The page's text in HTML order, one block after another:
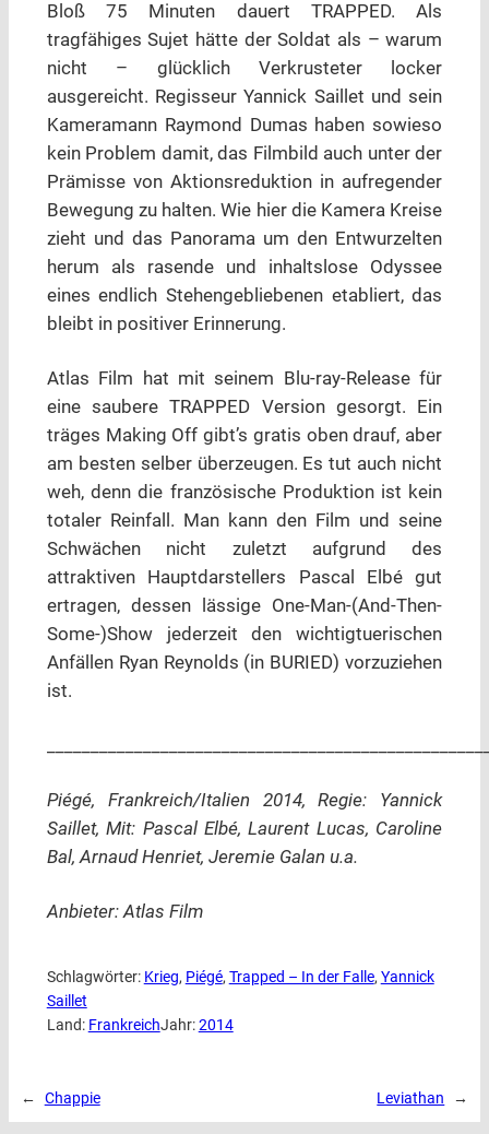
Bloß 75 Minuten dauert TRAPPED. Als
tragfähiges Sujet hätte der Soldat als – warum
nicht – glücklich Verkrusteter locker
ausgereicht. Regisseur Yannick Saillet und sein
Kameramann Raymond Dumas haben sowieso
kein Problem damit, das Filmbild auch unter der
Prämisse von Aktionsreduktion in aufregender
Bewegung zu halten. Wie hier die Kamera Kreise
zieht und das Panorama um den Entwurzelten
herum als rasende und inhaltslose Odyssee
eines endlich Stehengebliebenen etabliert, das
bleibt in positiver Erinnerung.
Atlas Film hat mit seinem Blu-ray-Release für
eine saubere TRAPPED Version gesorgt. Ein
träges Making Off gibt’s gratis oben drauf, aber
am besten selber überzeugen. Es tut auch nicht
weh, denn die französische Produktion ist kein
totaler Reinfall. Man kann den Film und seine
Schwächen nicht zuletzt aufgrund des
attraktiven Hauptdarstellers Pascal Elbé gut
ertragen, dessen lässige One-Man-(And-Then-
Some-)Show jederzeit den wichtigtuerischen
Anfällen Ryan Reynolds (in BURIED) vorzuziehen
ist.
Piégé, Frankreich/Italien 2014, Regie: Yannick
Saillet, Mit: Pascal Elbé, Laurent Lucas, Caroline
Bal, Arnaud Henriet, Jeremie Galan u.a.
Anbieter: Atlas Film
Schlagwörter: Krieg, Piégé, Trapped – In der Falle, Yannick
Saillet
Land: FrankreichJahr:2014
← Chappie Leviathan →